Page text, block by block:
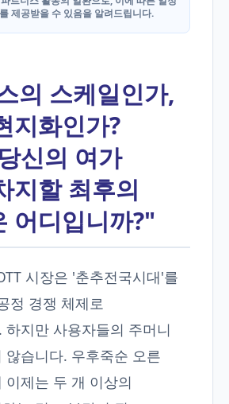
제공받을 수 있음을 알려드립니다.
의 스케일인가,
지화인가?
신의 여가
지할 최후의
어디입니까?"
시장은 '춘추전국시대'를
정 경쟁 체제로
하지만 사용자들의 주머니
않습니다. 우후죽순 오른
이제는 두 개 이상의